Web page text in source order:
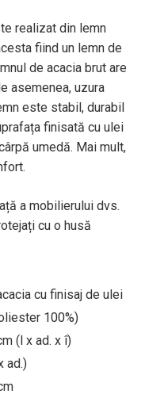
realizat din lemn
fiind un lemn de
de acacia brut are
asemenea, uzura
este stabil, durabil
finisată cu ulei
umedă. Mai mult,
a mobilierului dvs.
cu o husă
cu finisaj de ulei
100%)
(l x ad. x î)
ad.)